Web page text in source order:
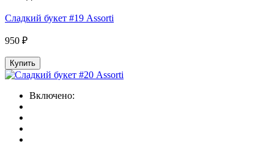
Сладкий букет #19 Assorti
950 ₽
Купить
Включено: